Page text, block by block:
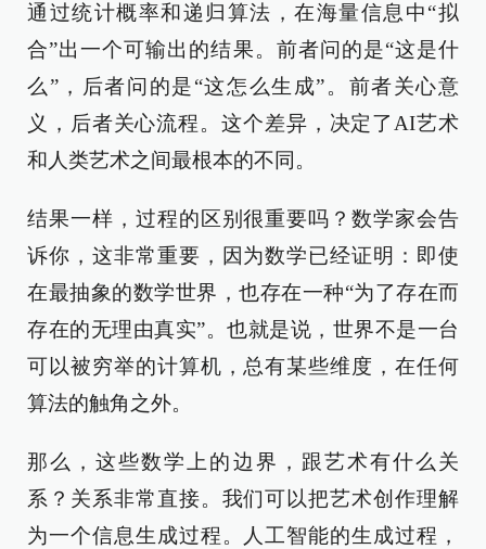
通过统计概率和递归算法，在海量信息中“拟
合”出一个可输出的结果。前者问的是“这是什
么”，后者问的是“这怎么生成”。前者关心意
义，后者关心流程。这个差异，决定了AI艺术
和人类艺术之间最根本的不同。
结果一样，过程的区别很重要吗？数学家会告
诉你，这非常重要，因为数学已经证明：即使
在最抽象的数学世界，也存在一种“为了存在而
存在的无理由真实”。也就是说，世界不是一台
可以被穷举的计算机，总有某些维度，在任何
算法的触角之外。
那么，这些数学上的边界，跟艺术有什么关
系？关系非常直接。我们可以把艺术创作理解
为一个信息生成过程。人工智能的生成过程，